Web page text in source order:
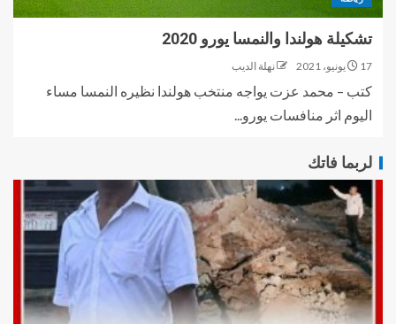
تشكيلة هولندا والنمسا يورو 2020
17 يونيو، 2021 نهلة الديب
كتب – محمد عزت يواجه منتخب هولندا نظيره النمسا مساء
اليوم اثر منافسات يورو...
لربما فاتك